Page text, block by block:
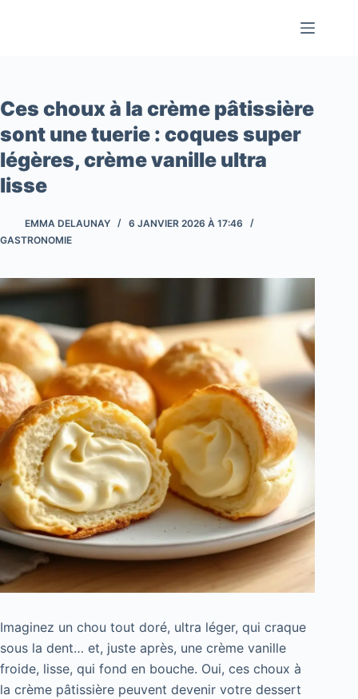
Ces choux à la crème pâtissière
sont une tuerie : coques super
légères, crème vanille ultra
lisse
EMMA DELAUNAY
6 JANVIER 2026 À 17:46
GASTRONOMIE
Imaginez un chou tout doré, ultra léger, qui craque
sous la dent… et, juste après, une crème vanille
froide, lisse, qui fond en bouche. Oui, ces choux à
la crème pâtissière peuvent devenir votre dessert